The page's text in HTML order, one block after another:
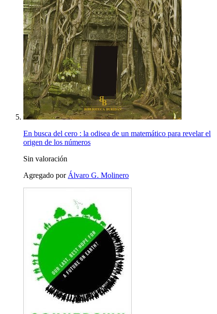
En busca del cero : la odisea de un matemático para revelar el
origen de los números
Sin valoración
Agregado por Álvaro G. Molinero